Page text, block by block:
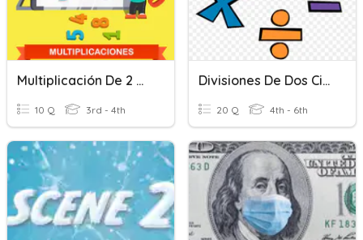
Multiplicación De 2 Dígitos Por Un Dígito
10 Q 3rd - 4th
Divisiones De Dos Cifras
20 Q 4th - 6th